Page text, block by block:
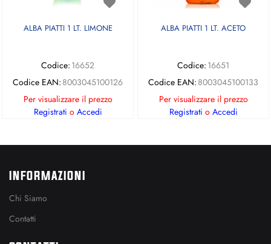
ALBA PIATTI 1 LT. LIMONE
Codice: 16652
Codice EAN: 8003045100126
Per visualizzare il prezzo
Registrati o Accedi
ALBA PIATTI 1 LT. ACETO
Codice: 16651
Codice EAN: 8003045100133
Per visualizzare il prezzo
Registrati o Accedi
INFORMAZIONI
Chi Siamo
Contatti